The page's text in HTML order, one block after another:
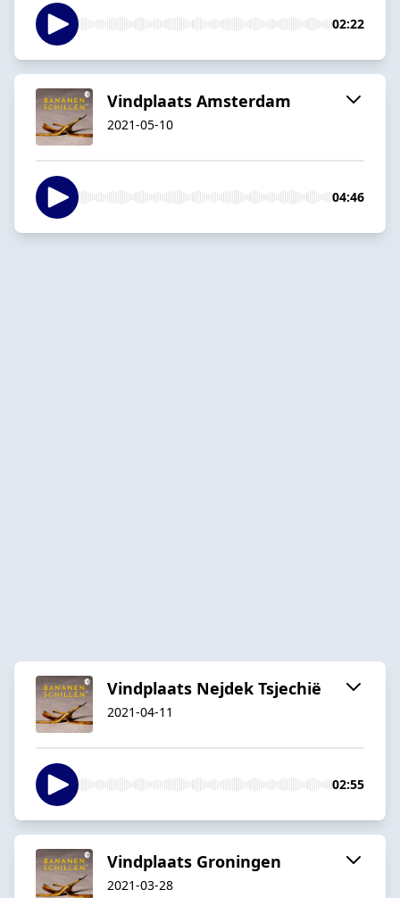
02:22
Vindplaats Amsterdam
2021-05-10
04:46
Vindplaats Nejdek Tsjechië
2021-04-11
02:55
Vindplaats Groningen
2021-03-28